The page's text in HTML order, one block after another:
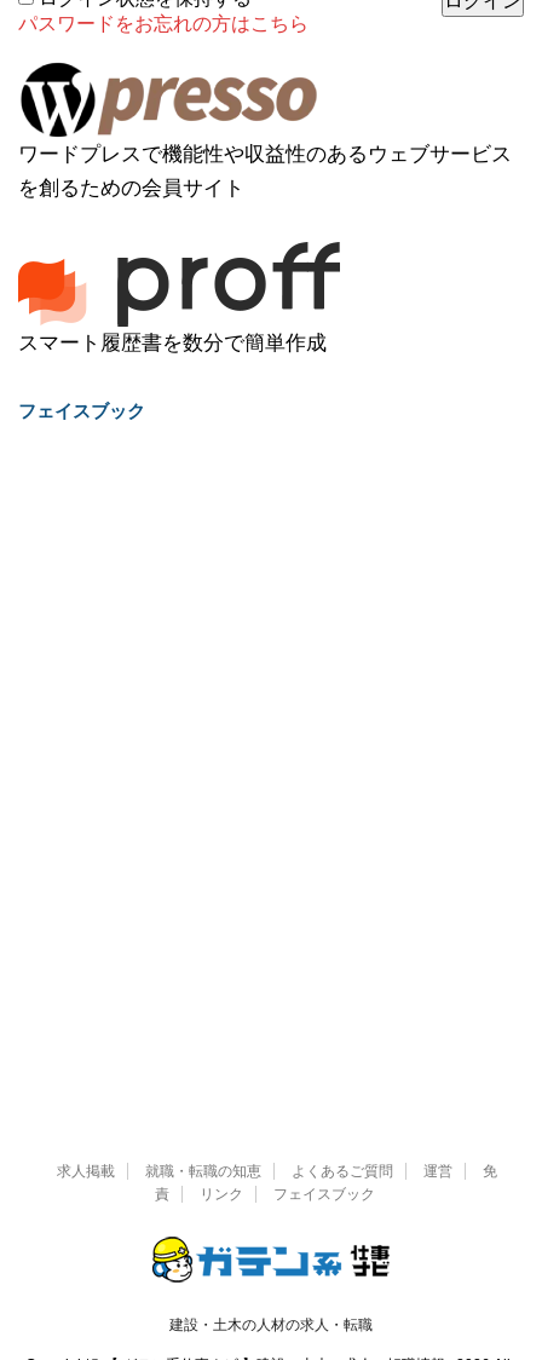
パスワードをお忘れの方はこちら
ワードプレスで機能性や収益性のあるウェブサービス
を創るための会員サイト
スマート履歴書を数分で簡単作成
フェイスブック
求人掲載 就職・転職の知恵 よくあるご質問 運営
免
責
リンク フェイスブック
建設・土木の人材の求人・転職